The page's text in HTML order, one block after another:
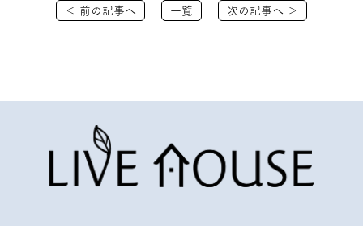
＜ 前の記事へ 一覧 次の記事へ ＞